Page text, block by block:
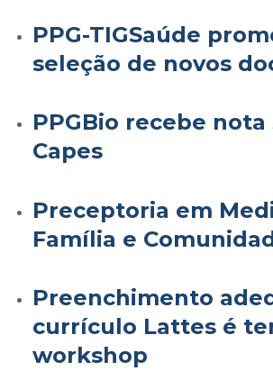
PPG-TIGSaúde
seleção de novos
PPGBio recebe nota
Capes
Preceptoria em
Família e
Preenchimento
currículo Lattes é
workshop